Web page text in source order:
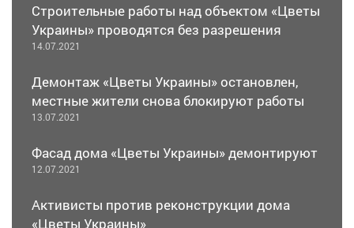
Строительные работы над объектом «Цветы
Украины» проводятся без разрешения
14.07.2021
Демонтаж «Цветы Украины» остановлен,
местные жители снова блокируют работы
13.07.2021
Фасад дома «Цветы Украины» демонтируют
12.07.2021
Активисты против реконструкции дома
«Цветы Украины»